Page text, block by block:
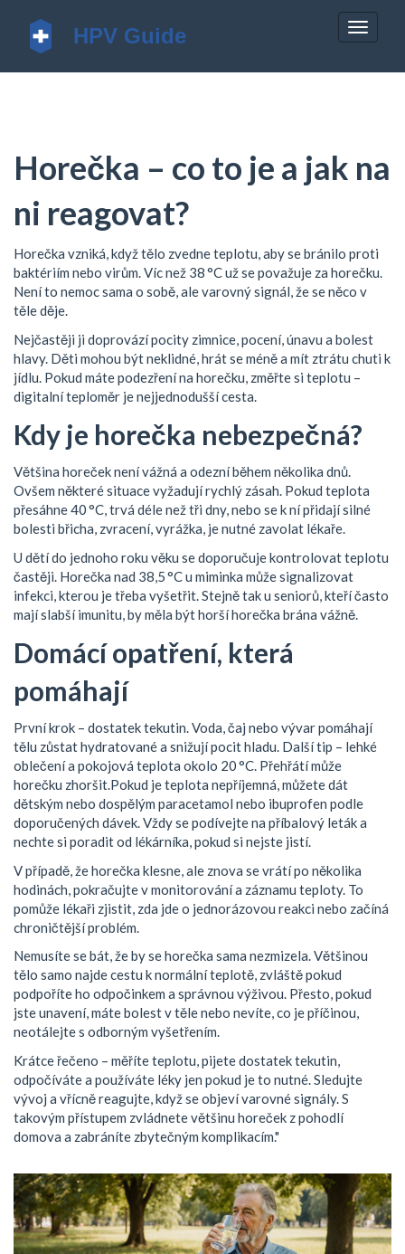
Horečka – co to je a jak na
ni reagovat?
Horečka vzniká, když tělo zvedne teplotu, aby se bránilo proti
baktériím nebo virům. Víc než 38 °C už se považuje za horečku.
Není to nemoc sama o sobě, ale varovný signál, že se něco v
těle děje.
Nejčastěji ji doprovází pocity zimnice, pocení, únavu a bolest
hlavy. Děti mohou být neklidné, hrát se méně a mít ztrátu chuti k
jídlu. Pokud máte podezření na horečku, změřte si teplotu –
digitalní teploměr je nejjednodušší cesta.
Kdy je horečka nebezpečná?
Většina horeček není vážná a odezní během několika dnů.
Ovšem některé situace vyžadují rychlý zásah. Pokud teplota
přesáhne 40 °C, trvá déle než tři dny, nebo se k ní přidají silné
bolesti břicha, zvracení, vyrážka, je nutné zavolat lékaře.
U dětí do jednoho roku věku se doporučuje kontrolovat teplotu
častěji. Horečka nad 38,5 °C u miminka může signalizovat
infekci, kterou je třeba vyšetřit. Stejně tak u seniorů, kteří často
mají slabší imunitu, by měla být horší horečka brána vážně.
Domácí opatření, která
pomáhají
První krok – dostatek tekutin. Voda, čaj nebo vývar pomáhají
tělu zůstat hydratované a snižují pocit hladu. Další tip – lehké
oblečení a pokojová teplota okolo 20 °C. Přehřátí může
horečku zhoršit.Pokud je teplota nepříjemná, můžete dát
dětským nebo dospělým paracetamol nebo ibuprofen podle
doporučených dávek. Vždy se podívejte na příbalový leták a
nechte si poradit od lékárníka, pokud si nejste jistí.
V případě, že horečka klesne, ale znova se vrátí po několika
hodinách, pokračujte v monitorování a záznamu teploty. To
pomůže lékaři zjistit, zda jde o jednorázovou reakci nebo začíná
chroničtější problém.
Nemusíte se bát, že by se horečka sama nezmizela. Většinou
tělo samo najde cestu k normální teplotě, zvláště pokud
podpoříte ho odpočinkem a správnou výživou. Přesto, pokud
jste unavení, máte bolest v těle nebo nevíte, co je příčinou,
neotálejte s odborným vyšetřením.
Krátce řečeno – měříte teplotu, pijete dostatek tekutin,
odpočíváte a používáte léky jen pokud je to nutné. Sledujte
vývoj a vřícně reagujte, když se objeví varovné signály. S
takovým přístupem zvládnete většinu horeček z pohodlí
domova a zabráníte zbytečným komplikacím."